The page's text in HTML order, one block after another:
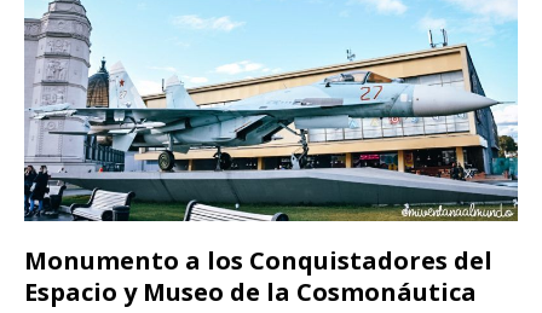
Monumento a los Conquistadores del
Espacio y Museo de la Cosmonáutica